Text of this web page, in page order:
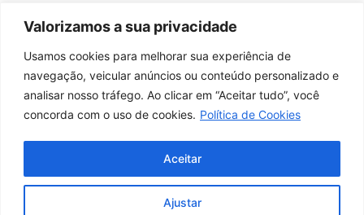
Valorizamos a sua privacidade
Usamos cookies para melhorar sua experiência de
navegação, veicular anúncios ou conteúdo personalizado e
analisar nosso tráfego. Ao clicar em “Aceitar tudo”, você
concorda com o uso de cookies. Política de Cookies
Ajustar
Aceitar
SIGA-NOS